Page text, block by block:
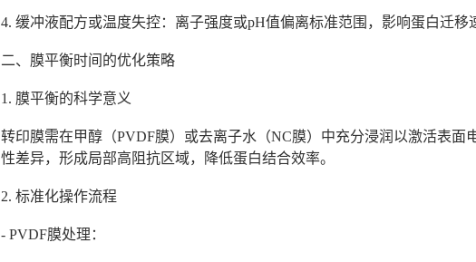
4. 缓冲液配方或温度失控：离子强度或pH值偏离标准范围，影响蛋白迁
二、膜平衡时间的优化策略
1. 膜平衡的科学意义
转印膜需在甲醇（PVDF膜）或去离子水（NC膜）中充分浸润以激活表
性差异，形成局部高阻抗区域，降低蛋白结合效率。
2. 标准化操作流程
- PVDF膜处理：